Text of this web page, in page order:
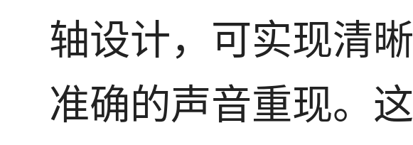
轴设计，可实现清晰
准确的声音重现。这